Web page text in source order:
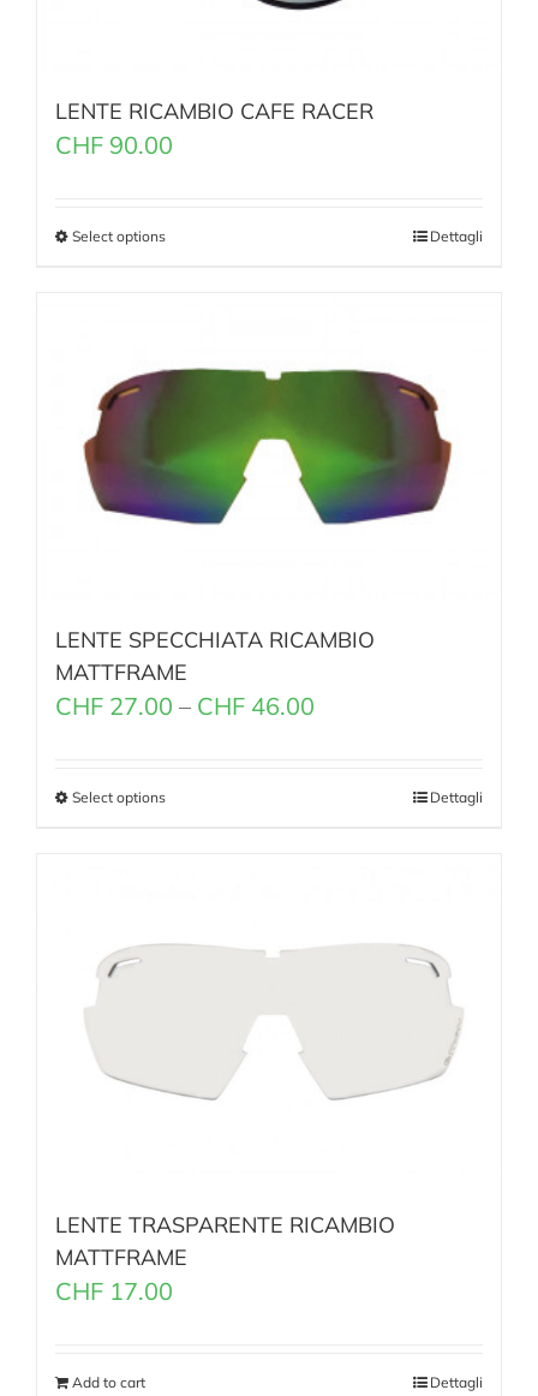
LENTE RICAMBIO CAFE RACER
CHF 90.00
Select options Dettagli
LENTE SPECCHIATA RICAMBIO
MATTFRAME
CHF 27.00 – CHF 46.00
Select options Dettagli
LENTE TRASPARENTE RICAMBIO
MATTFRAME
CHF 17.00
Add to cart Dettagli